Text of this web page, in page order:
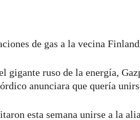
de gas a la vecina
gigante ruso de la energía,
anunciara que quería
esta semana unirse a la